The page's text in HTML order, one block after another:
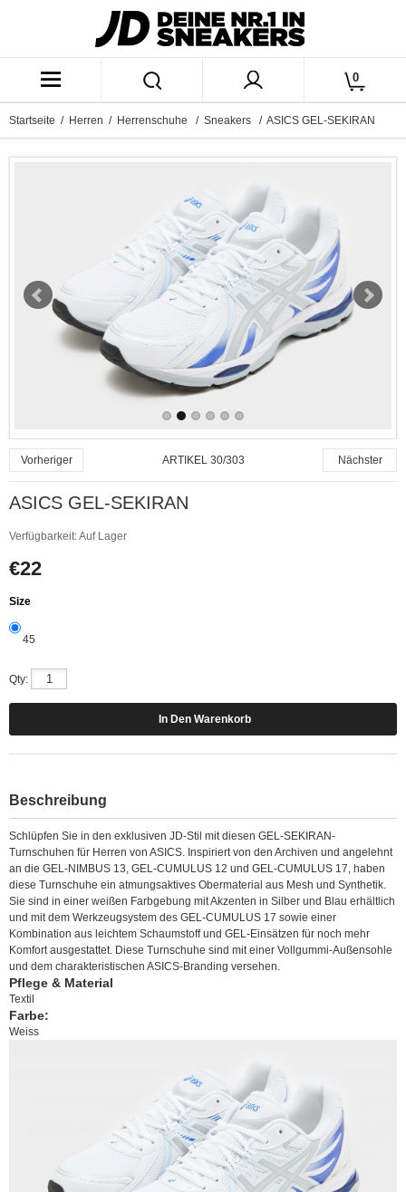
0
Startseite / Herren / Herrenschuhe / Sneakers / ASICS GEL-SEKIRAN
Vorheriger ARTIKEL 30/303 Nächster
ASICS GEL-SEKIRAN
Verfügbarkeit:Auf Lager
€22
Size
45
Qty:
Beschreibung
Schlüpfen Sie in den exklusiven JD-Stil mit diesen GEL-SEKIRAN-
Turnschuhen für Herren von ASICS. Inspiriert von den Archiven und angelehnt
an die GEL-NIMBUS 13, GEL-CUMULUS 12 und GEL-CUMULUS 17, haben
diese Turnschuhe ein atmungsaktives Obermaterial aus Mesh und Synthetik.
Sie sind in einer weißen Farbgebung mit Akzenten in Silber und Blau erhältlich
und mit dem Werkzeugsystem des GEL-CUMULUS 17 sowie einer
Kombination aus leichtem Schaumstoff und GEL-Einsätzen für noch mehr
Komfort ausgestattet. Diese Turnschuhe sind mit einer Vollgummi-Außensohle
und dem charakteristischen ASICS-Branding versehen.
Pflege & Material
Textil
Farbe:
Weiss